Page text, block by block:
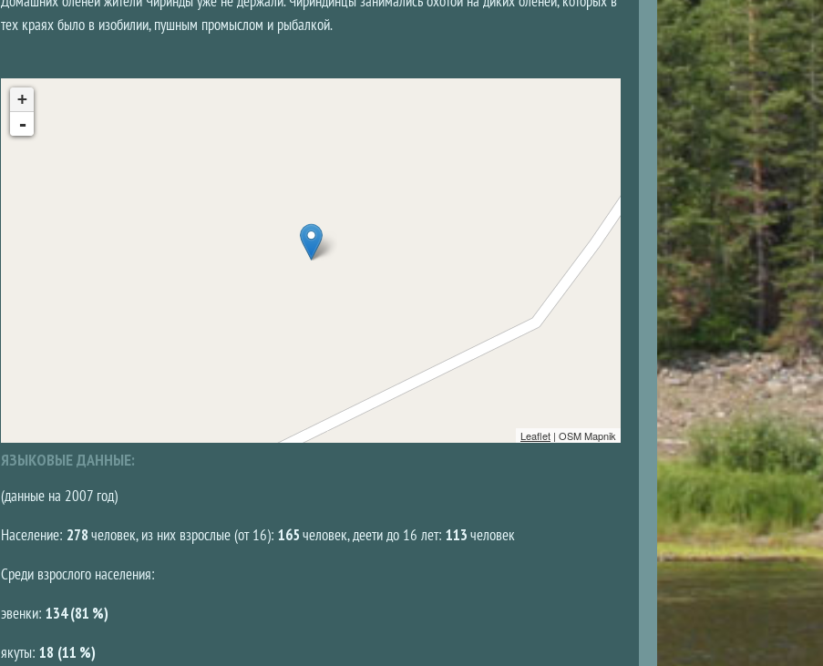
тех краях было в изобилии, пушным промыслом и рыбалкой.
+
-
Leaflet | OSM Mapnik
ЯЗЫКОВЫЕ ДАННЫЕ:
(данные на 2007 год)
Население: 278человек, из них взрослые (от 16): 165человек, деети до 16 лет: 113человек
Среди взрослого населения:
эвенки: 134 (81 %)
якуты: 18 (11 %)